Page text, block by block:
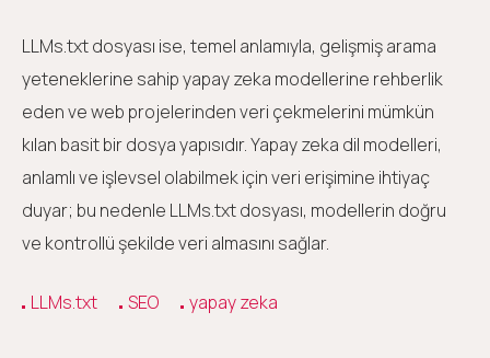
LLMs.txt dosyası ise, temel anlamıyla, gelişmiş arama
yeteneklerine sahip yapay zeka modellerine rehberlik
eden ve web projelerinden veri çekmelerini mümkün
kılan basit bir dosya yapısıdır. Yapay zeka dil modelleri,
anlamlı ve işlevsel olabilmek için veri erişimine ihtiyaç
duyar; bu nedenle LLMs.txt dosyası, modellerin doğru
ve kontrollü şekilde veri almasını sağlar.
LLMs.txt SEO yapay zeka